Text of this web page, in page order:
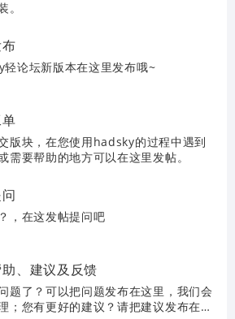
。
轻论坛新版本在这里发布哦~
版块，在您使用hadsky的过程中遇到
需要帮助的地方可以在这里发帖。
，在这发帖提问吧
、建议及反馈
题了？可以把问题发布在这里，我们会
；您有更好的建议？请把建议发布在这